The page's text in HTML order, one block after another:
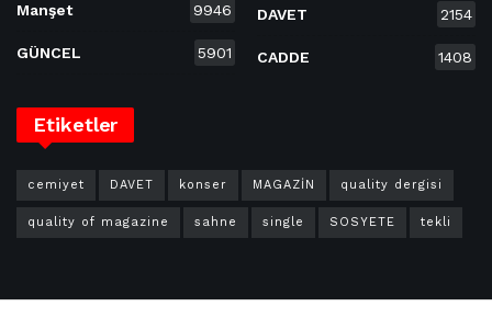
Manşet 9946
GÜNCEL 5901
DAVET 2154
CADDE 1408
Etiketler
cemiyet DAVET konser MAGAZİN quality dergisi
quality of magazine sahne single SOSYETE tekli